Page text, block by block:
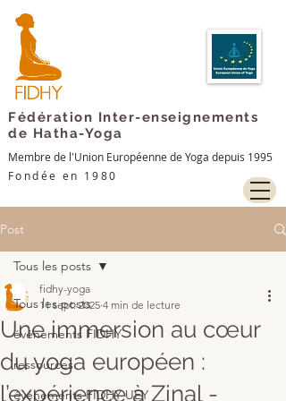
Fondée en 1980
Membre de l'Union Européenne de Yoga depuis 1995
Fédération Inter-enseignements
de Hatha-Yoga
Post
Tous les posts
événements FIDHY
ressources
événements FIDHY UEY
Tous les posts
Une immersion au cœur
du yoga européen :
l’expérience à Zinal -
fidhy-yoga
11 sept. 2025 4 min de lecture